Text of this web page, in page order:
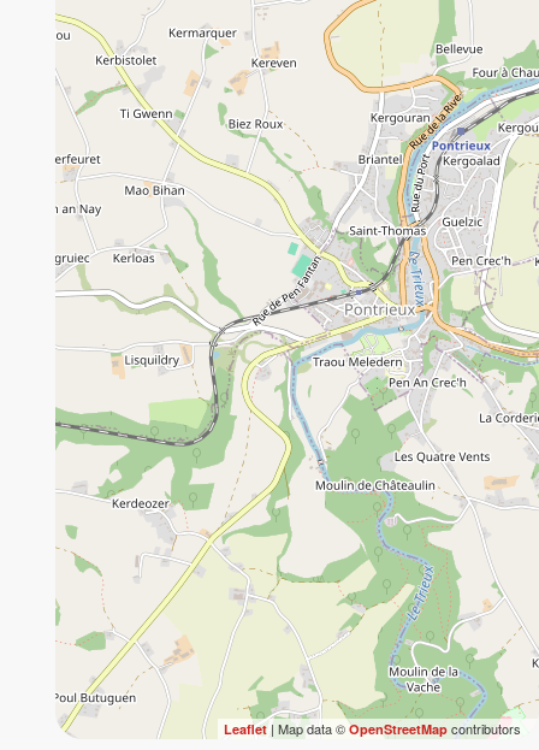
Leaflet| Map data ©OpenStreetMapcontributors